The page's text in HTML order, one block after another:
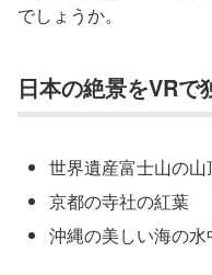
でしょうか。
日本の絶景をVRで
世界遺産富士山の
京都の寺社の紅葉
沖縄の美しい海の水